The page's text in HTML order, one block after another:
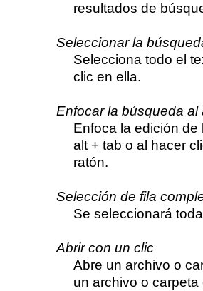
resultados de
Seleccionar la
Selecciona todo el
clic en ella.
Enfocar la búsqueda al
Enfoca la edición
alt + tab o al hacer
ratón.
Selección de fila
Se seleccionará
Abrir con un clic
Abre un archivo o
un archivo o